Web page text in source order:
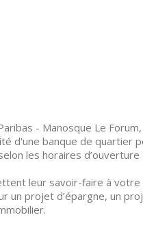
- Manosque Le
d'une banque de quartier
les horaires
leur savoir-faire à
un projet d’épargne, un